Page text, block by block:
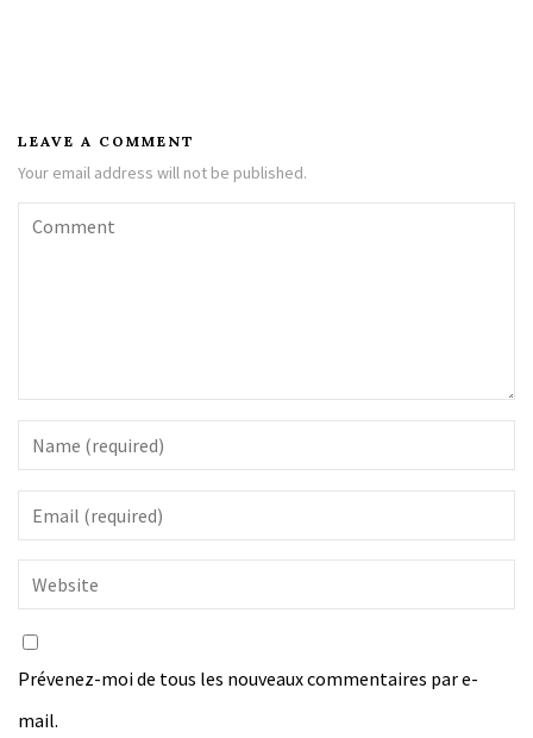
LEAVE A COMMENT
Your email address will not be published.
Prévenez-moi de tous les nouveaux commentaires par e-
mail.